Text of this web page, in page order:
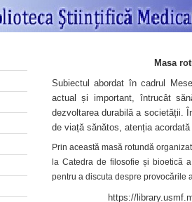
Masa
Subiectul abordat în cadrul
actual și important, întrucât
dezvoltarea durabilă a societății.
de viață sănătos, atenția
Prin această masă rotundă
la Catedra de filosofie și bioetică
pentru a discuta despre provocările
https://